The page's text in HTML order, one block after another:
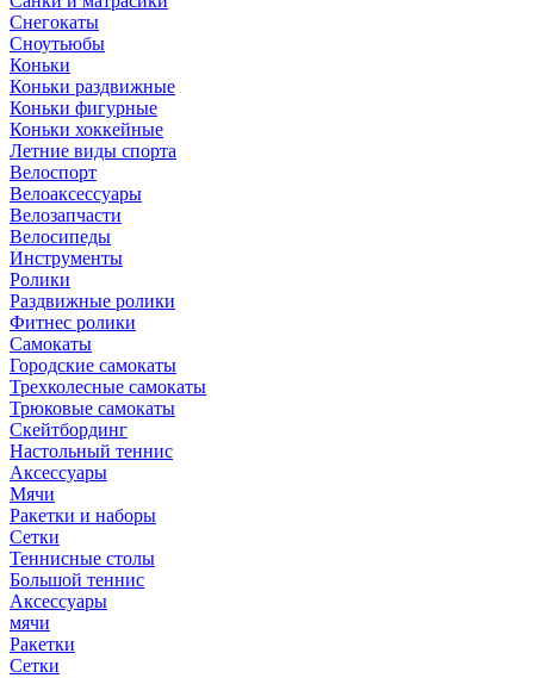
Снегокаты
Сноутьюбы
Коньки
Коньки раздвижные
Коньки фигурные
Коньки хоккейные
Летние виды спорта
Велоспорт
Велоаксессуары
Велозапчасти
Велосипеды
Инструменты
Ролики
Раздвижные ролики
Фитнес ролики
Самокаты
Городские самокаты
Трехколесные самокаты
Трюковые самокаты
Скейтбординг
Настольный теннис
Аксессуары
Мячи
Ракетки и наборы
Сетки
Теннисные столы
Большой теннис
Аксессуары
мячи
Ракетки
Сетки